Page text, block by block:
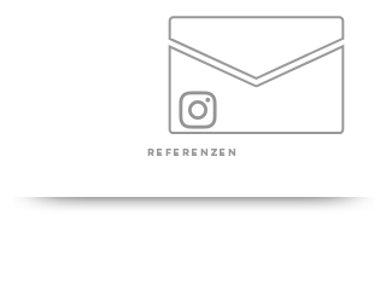
REFERENZEN